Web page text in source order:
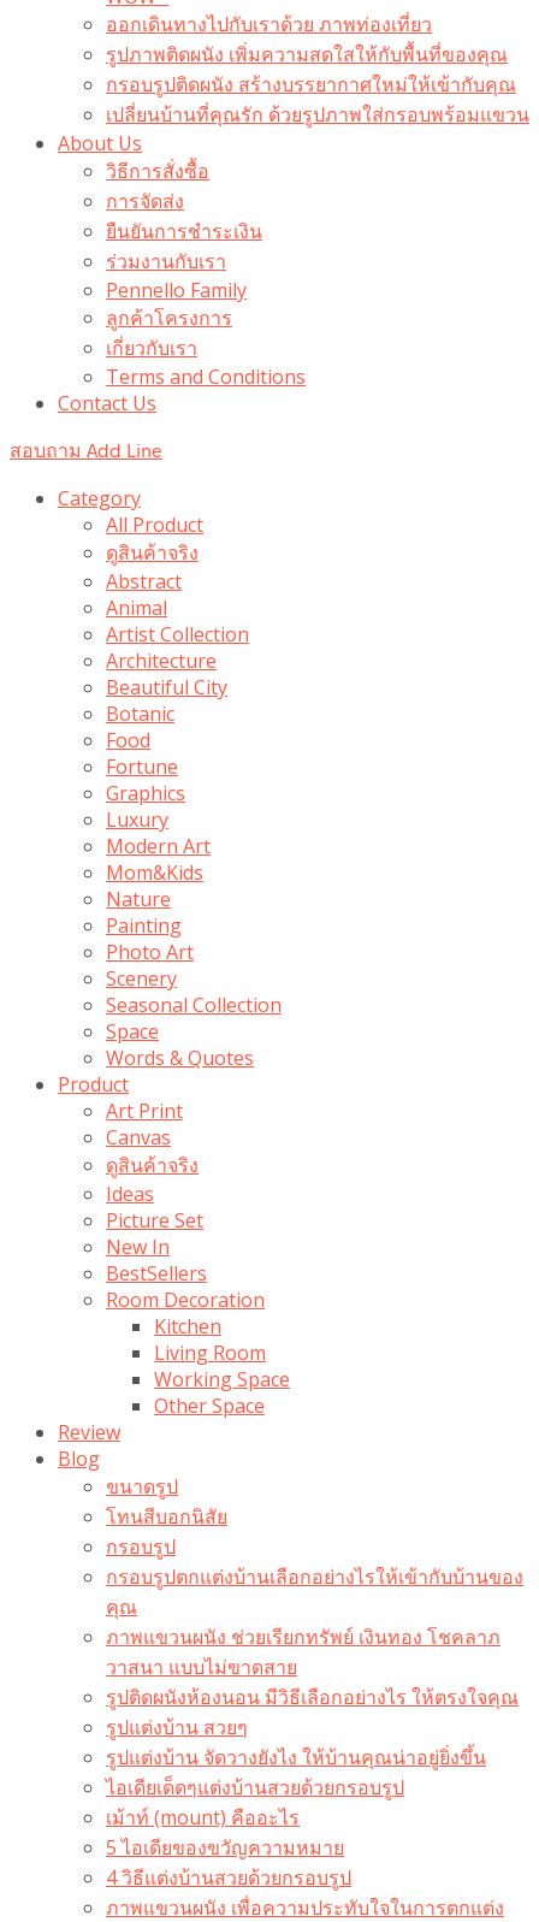
ออกเดินทางไปกับเราด้วย ภาพท่องเที่ยว
รูปภาพติดผนัง เพิ่มความสดใสให้กับพื้นที่ของคุณ
กรอบรูปติดผนัง สร้างบรรยากาศใหม่ให้เข้ากับคุณ
เปลี่ยนบ้านที่คุณรัก ด้วยรูปภาพใส่กรอบพร้อมแขวน​
About Us
วิธีการสั่งซื้อ
การจัดส่ง
ยืนยันการชำระเงิน
ร่วมงานกับเรา
Pennello Family
ลูกค้าโครงการ
เกี่ยวกับเรา
Terms and Conditions
Contact Us
สอบถาม Add Line
Category
All Product
ดูสินค้าจริง
Abstract
Animal
Artist Collection
Architecture
Beautiful City
Botanic
Food
Fortune
Graphics
Luxury
Modern Art
Mom&Kids
Nature
Painting
Photo Art
Scenery
Seasonal Collection
Space
Words & Quotes
Product
Art Print
Canvas
ดูสินค้าจริง
Ideas
Picture Set
New In
BestSellers
Room Decoration
Kitchen
Living Room
Working Space
Other Space
Review
Blog
ขนาดรูป
โทนสีบอกนิสัย
กรอบรูป
กรอบรูปตกแต่งบ้านเลือกอย่างไรให้เข้ากับบ้านของ
คุณ
ภาพแขวนผนัง ช่วยเรียกทรัพย์ เงินทอง โชคลาภ
วาสนา แบบไม่ขาดสาย
รูปติดผนังห้องนอน มีวิธีเลือกอย่างไร ให้ตรงใจคุณ
รูปแต่งบ้าน สวยๆ
รูปแต่งบ้าน จัดวางยังไง ให้บ้านคุณน่าอยู่ยิ่งขึ้น
ไอเดียเด็ดๆแต่งบ้านสวยด้วยกรอบรูป
เม้าท์ (mount) คืออะไร​
5 ไอเดียของขวัญความหมาย
4 วิธีแต่งบ้านสวยด้วยกรอบรูป
ภาพแขวนผนัง เพื่อความประทับใจในการตกแต่ง